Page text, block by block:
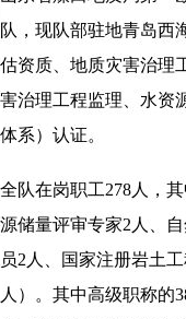
队，现队部驻地青岛西
估资质、地质灾害治理
害治理工程监理、水资
体系）认证。
全队在岗职工278人，
源储量评审专家2人、
员2人、国家注册岩土
人）。其中高级职称的